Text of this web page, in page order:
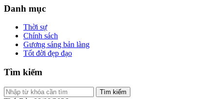
Danh mục
Thời sự
Chính sách
Gương sáng bản làng
Tốt đời đẹp đạo
Tìm kiếm
Tìm kiếm